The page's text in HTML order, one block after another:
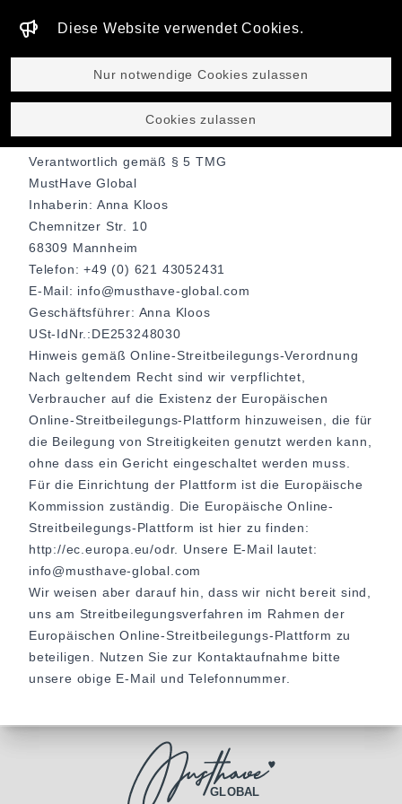
Diese Website verwendet Cookies.
Nur notwendige Cookies zulassen
Cookies zulassen
GLOBAL
Impressum der MustHave Global
Verantwortlich gemäß § 5 TMG
MustHave Global
Inhaberin: Anna Kloos
Chemnitzer Str. 10
68309 Mannheim
Telefon: +49 (0) 621 43052431
E-Mail: info@musthave-global.com
Geschäftsführer: Anna Kloos
USt-IdNr.:DE253248030
Hinweis gemäß Online-Streitbeilegungs-Verordnung
Nach geltendem Recht sind wir verpflichtet,
Verbraucher auf die Existenz der Europäischen
Online-Streitbeilegungs-Plattform hinzuweisen, die für
die Beilegung von Streitigkeiten genutzt werden kann,
ohne dass ein Gericht eingeschaltet werden muss.
Für die Einrichtung der Plattform ist die Europäische
Kommission zuständig. Die Europäische Online-
Streitbeilegungs-Plattform ist hier zu finden:
http://ec.europa.eu/odr. Unsere E-Mail lautet:
info@musthave-global.com
Wir weisen aber darauf hin, dass wir nicht bereit sind,
uns am Streitbeilegungsverfahren im Rahmen der
Europäischen Online-Streitbeilegungs-Plattform zu
beteiligen. Nutzen Sie zur Kontaktaufnahme bitte
unsere obige E-Mail und Telefonnummer.
GLOBAL